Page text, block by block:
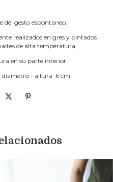
del gesto espontaneo.
realizados en gres y pintados
de alta temperatura,
en su parte interior.
diametro - altura 6 cm.